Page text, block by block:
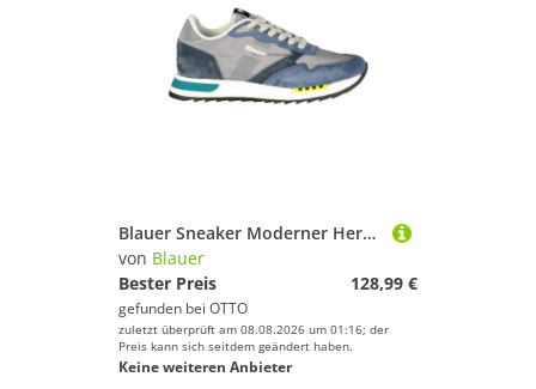
Blauer Sneaker Moderner Herrensportschuh: Blau mit grauen Details
von Blauer
Bester Preis
128,99 €
gefunden bei OTTO
zuletzt überprüft am 08.08.2026 um 01:16; der
Preis kann sich seitdem geändert haben.
Keine weiteren Anbieter